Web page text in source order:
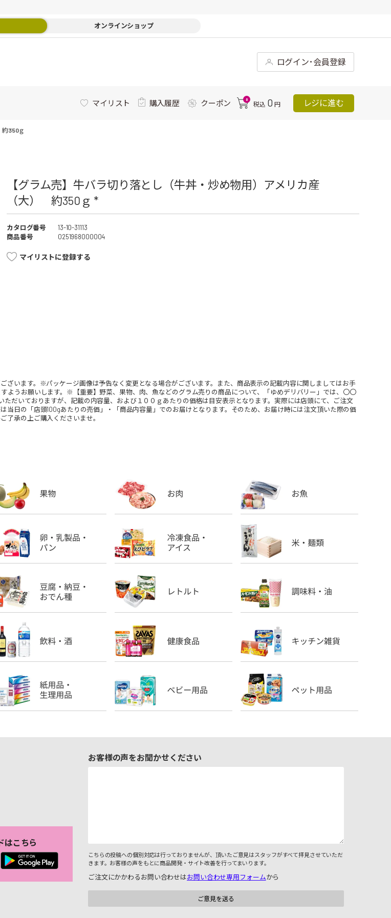
オンラインショップ
ログイン･会員登録
マイリスト 購入履歴 クーポン 0
税込 0 円 レジに進む
350ｇ
【グラム売】牛バラ切り落とし（牛丼・炒め物用）アメリカ産
（大） 約350ｇ *
カタログ番号
13-10-31113
商品番号
0251968000004
マイリストに登録する
ざいます。※パッケージ画像は予告なく変更となる場合がございます。また、商品表示の記載内容に関しましてはお手
ようお願いします。※【重要】野菜、果物、肉、魚などのグラム売りの商品について、「ゆめデリバリー」では、〇〇
だいておりますが、記載の内容量、および１００ｇあたりの価格は目安表示となります。実際には店頭にて、ご注文
当日の「店頭100gあたりの売価」・「商品内容量」でのお届けとなります。そのため、お届け時には注文頂いた際の価
了承の上ご購入くださいませ。
はこちら
お客様の声をお聞かせください
こちらの投稿への個別対応は行っておりませんが、頂いたご意見はスタッフがすべて拝見させていただ
きます。お客様の声をもとに商品開発・サイト改善を行ってまいります。
ご注文にかかわるお問い合わせはお問い合わせ専用フォームから